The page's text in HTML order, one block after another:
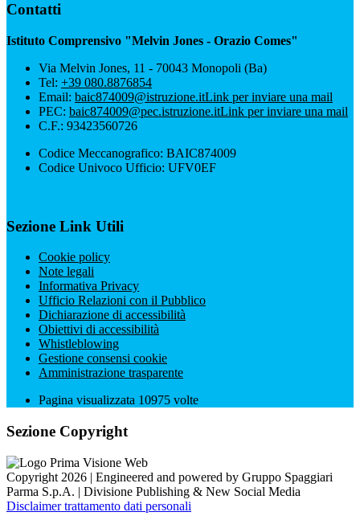
Contatti
Istituto Comprensivo "Melvin Jones - Orazio Comes"
Via Melvin Jones, 11 - 70043 Monopoli (Ba)
Tel: +39 080.8876854
Email: baic874009@istruzione.itLink per inviare una mail
PEC: baic874009@pec.istruzione.itLink per inviare una mail
C.F.: 93423560726
Codice Meccanografico: BAIC874009
Codice Univoco Ufficio: UFV0EF
Sezione Link Utili
Cookie policy
Note legali
Informativa Privacy
Ufficio Relazioni con il Pubblico
Dichiarazione di accessibilità
Obiettivi di accessibilità
Whistleblowing
Gestione consensi cookie
Amministrazione trasparente
Pagina visualizzata 10975 volte
Sezione Copyright
Copyright 2026 | Engineered and powered by Gruppo Spaggiari
Parma S.p.A. | Divisione Publishing & New Social Media
Disclaimer trattamento dati personali